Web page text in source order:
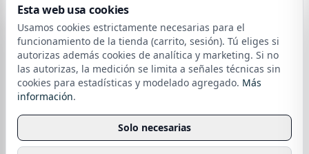
impermeables y acabados que resisten el desgaste,
garantizando que tu mueble luzca impecable con el
paso del tiempo.
3.Funcionalidad y Almacenamiento Inteligente
La integración de lavabo y mueble no solo ahorra
espacio, sino que también maximiza la funcionalidad
de tu baño. Con amplios cajones, estanterías ocultas y
Política de Cookies
Cancelar o devolver un
pedido
Política de devoluciones
Financia tu compra
Atención al cliente
Esta web usa cookies
Usamos cookies estrictamente necesarias para el
funcionamiento de la tienda (carrito, sesión). Tú eliges si
autorizas además cookies de analítica y marketing. Si no
las autorizas, la medición se limita a señales técnicas sin
cookies para estadísticas y modelado agregado. Más
informaciónsobre nuestra política de cookies
.
Solo necesarias